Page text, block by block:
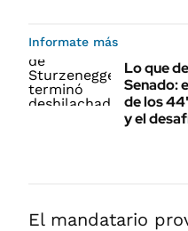
Informate más
Lo que
Senado:
de los
y el
El mandatario